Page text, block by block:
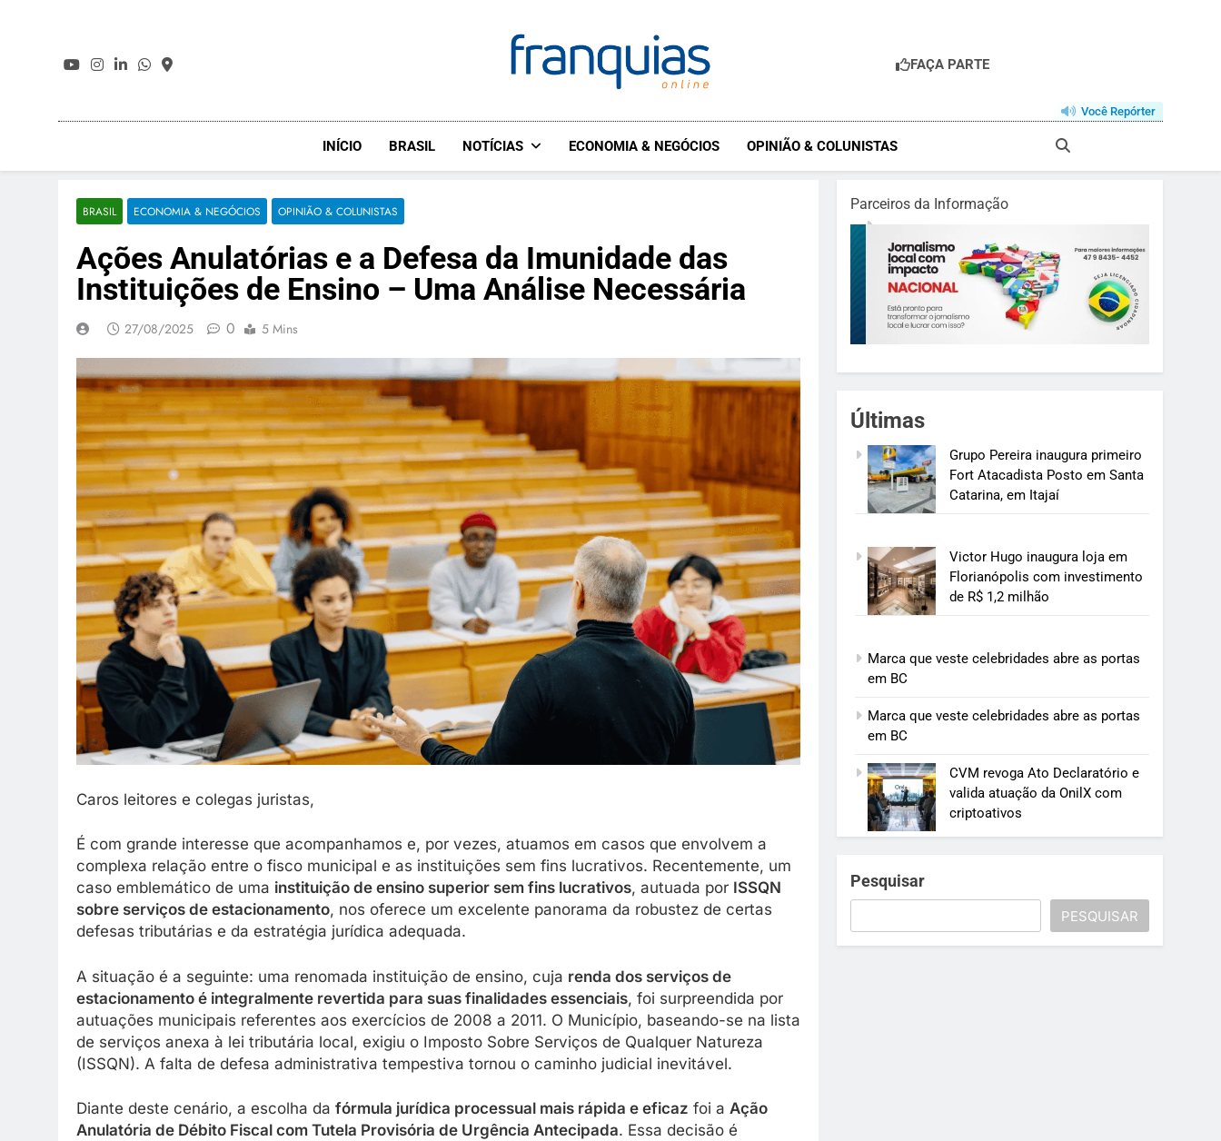
FAÇA PARTE
Você Repórter
INÍCIO BRASIL NOTÍCIAS ECONOMIA & NEGÓCIOS OPINIÃO & COLUNISTAS
BRASIL ECONOMIA & NEGÓCIOS OPINIÃO & COLUNISTAS
Ações Anulatórias e a Defesa da Imunidade das
Instituições de Ensino – Uma Análise Necessária
27/08/2025 0 5 Mins
Caros leitores e colegas juristas,
É com grande interesse que acompanhamos e, por vezes, atuamos em casos que envolvem a
complexa relação entre o fisco municipal e as instituições sem fins lucrativos. Recentemente, um
caso emblemático de uma instituição de ensino superior sem fins lucrativos, autuada por ISSQN
sobre serviços de estacionamento, nos oferece um excelente panorama da robustez de certas
defesas tributárias e da estratégia jurídica adequada.
A situação é a seguinte: uma renomada instituição de ensino, cuja renda dos serviços de
estacionamento é integralmente revertida para suas finalidades essenciais, foi surpreendida por
autuações municipais referentes aos exercícios de 2008 a 2011. O Município, baseando-se na lista
de serviços anexa à lei tributária local, exigiu o Imposto Sobre Serviços de Qualquer Natureza
(ISSQN). A falta de defesa administrativa tempestiva tornou o caminho judicial inevitável.
Diante deste cenário, a escolha da fórmula jurídica processual mais rápida e eficaz foi a Ação
Anulatória de Débito Fiscal com Tutela Provisória de Urgência Antecipada. Essa decisão é
Parceiros da Informação
Últimas
Grupo Pereira inaugura primeiro
Fort Atacadista Posto em Santa
Catarina, em Itajaí
Victor Hugo inaugura loja em
Florianópolis com investimento
de R$ 1,2 milhão
Marca que veste celebridades abre as portas
em BC
Marca que veste celebridades abre as portas
em BC
CVM revoga Ato Declaratório e
valida atuação da OnilX com
criptoativos
Pesquisar
PESQUISAR